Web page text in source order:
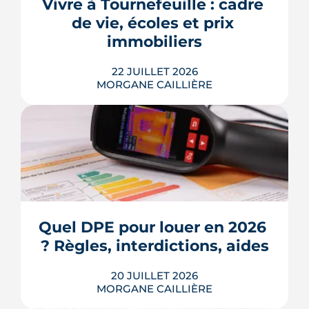
de 3,2 % en 2026, la note grimpe vite.
Voici les leviers concrets pour r...
LIRE L'ARTICLE
Vivre à Tournefeuille : cadre
de vie, écoles et prix
immobiliers
22 JUILLET 2026
MORGANE CAILLIÈRE
Écoles, base de loisirs, transports,
projets urbains et prix au m2 : le guide
3e ville de Haute-Garonne.
LIRE L'ARTICLE
Quel DPE pour louer en 2026
? Règles, interdictions, aides
20 JUILLET 2026
MORGANE CAILLIÈRE